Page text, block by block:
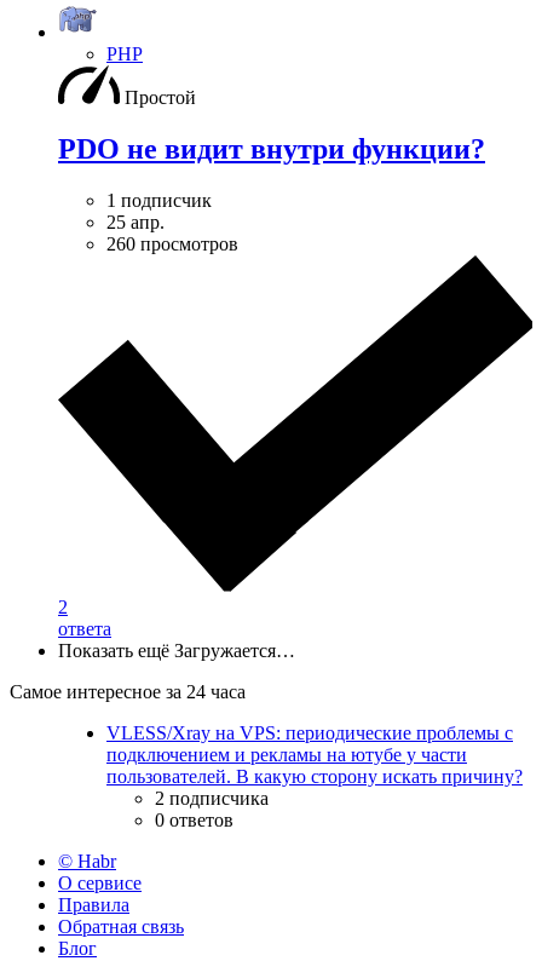
PHP
Простой
PDO не видит внутри функции?
1 подписчик
25 апр.
260 просмотров
2
ответа
Показать ещё Загружается…
Самое интересное за 24 часа
VLESS/Xray на VPS: периодические проблемы с
подключением и рекламы на ютубе у части
пользователей. В какую сторону искать причину?
2 подписчика
0 ответов
© Habr
О сервисе
Правила
Обратная связь
Блог